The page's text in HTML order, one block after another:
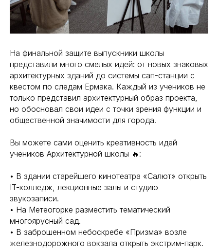
На финальной защите выпускники школы
представили много смелых идей: от новых знаковых
архитектурных зданий до системы сап-станции с
квестом по следам Ермака. Каждый из учеников не
только представил архитектурный образ проекта,
но обосновал свои идеи с точки зрения функции и
общественной значимости для города.
Вы можете сами оценить креативность идей
учеников Архитектурной школы 🔥:
• В здании старейшего кинотеатра «Салют» открыть
IT-колледж, лекционные залы и студию
звукозаписи.
• На Метеогорке разместить тематический
многоярусный сад.
• В заброшенном небоскребе «Призма» возле
железнодорожного вокзала открыть экстрим-парк.